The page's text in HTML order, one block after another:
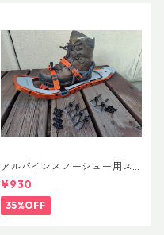
アルパインスノーシュー用ス
トラップキャッチ(ペア)
¥930
35%OFF